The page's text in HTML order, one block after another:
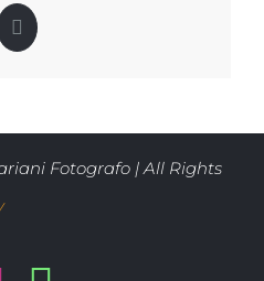
Email
Fotografo | All Rights